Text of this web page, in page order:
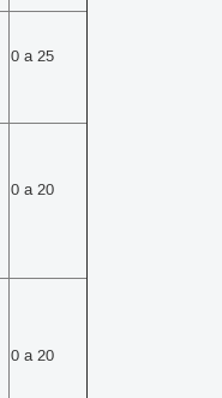
0 a 25
0 a 20
0 a 20